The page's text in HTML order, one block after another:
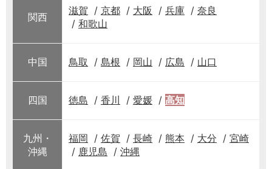
関西
滋賀 京都 大阪 兵庫
奈良
和歌山
中国 鳥取 島根 岡山 広島 山口
四国 徳島 香川 愛媛 高知
九州・
沖縄
福岡 佐賀 長崎 熊本 大分
宮崎
鹿児島
沖縄